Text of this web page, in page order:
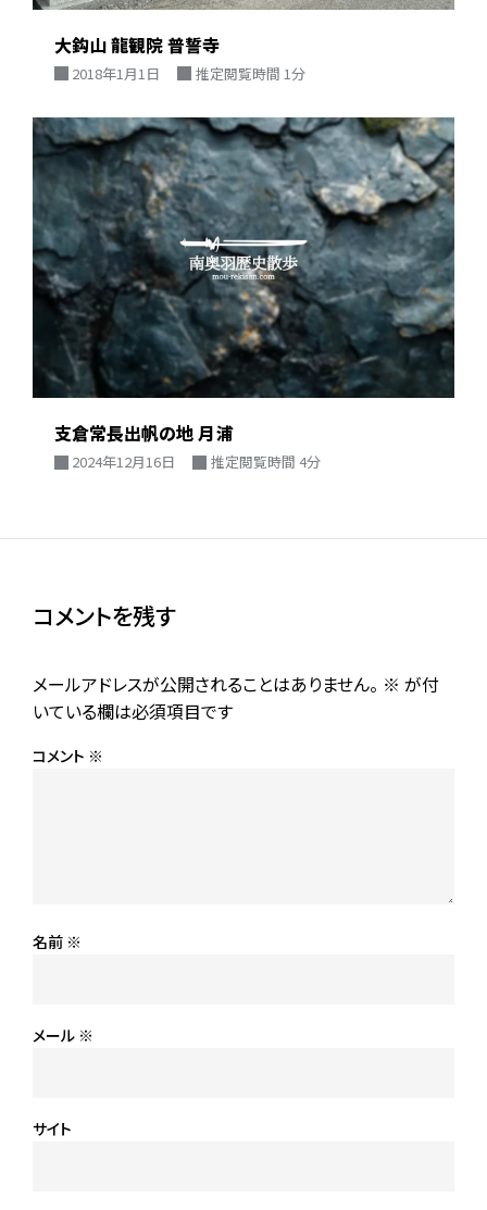
大鈎山 龍観院 普誓寺
2018年1月1日 推定閲覧時間 1分
支倉常長出帆の地 月浦
2024年12月16日 推定閲覧時間 4分
コメントを残す
メールアドレスが公開されることはありません。 ※ が付
いている欄は必須項目です
コメント ※
名前 ※
メール ※
サイト